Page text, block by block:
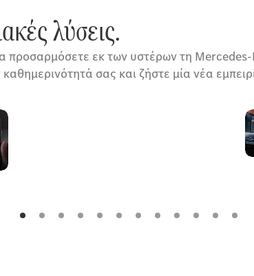
λύσεις.
εκ των υστέρων τη Mercedes-
σας και ζήστε μία νέα